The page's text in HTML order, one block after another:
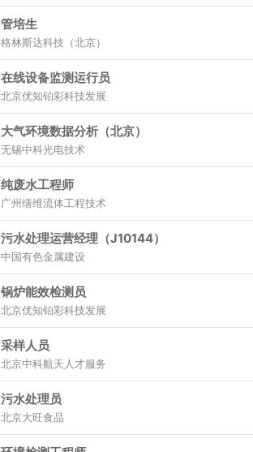
管培生
格林斯达科技（北京）
在线设备监测运行员
北京优知铂彩科技发展
大气环境数据分析（北京）
无锡中科光电技术
纯废水工程师
广州缮维流体工程技术
污水处理运营经理（J10144）
中国有色金属建设
锅炉能效检测员
北京优知铂彩科技发展
采样人员
北京中科航天人才服务
污水处理员
北京大旺食品